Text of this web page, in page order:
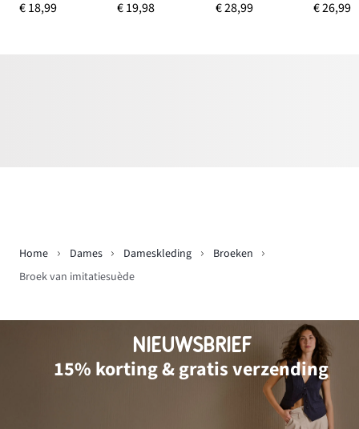
€ 18,99 € 19,98 € 28,99 € 26,99
Home Dames Dameskleding
Broeken
Broek van imitatiesuède
NIEUWSBRIEF
15% korting & gratis verzending